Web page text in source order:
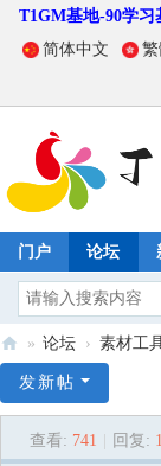
T1GM基地-90学
简体中文
门户 论坛
1
» 论坛 › 素材工
发新帖
查看: 741 回复: 1